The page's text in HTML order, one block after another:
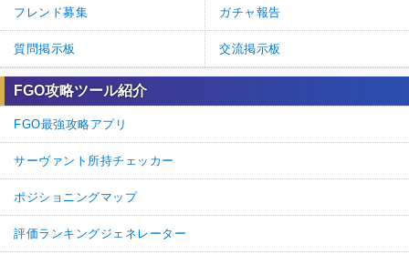
フレンド募集 ガチャ報告
質問掲示板 交流掲示板
FGO攻略ツール紹介
FGO最強攻略アプリ
サーヴァント所持チェッカー
ポジショニングマップ
評価ランキングジェネレーター